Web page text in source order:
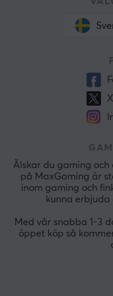
X
Älskar du gaming
på MaxGaming är
inom gaming och
kunna
Med vår snabba 1-3
öppet köp så